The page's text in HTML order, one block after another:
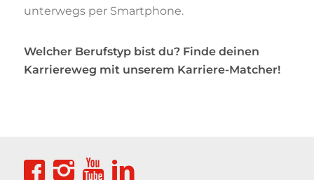
unterwegs per Smartphone.
Welcher Berufstyp bist du? Finde deinen
Karriereweg mit unserem Karriere-Matcher!